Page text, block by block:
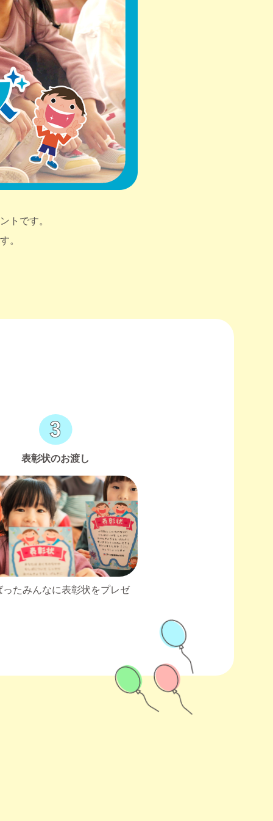
トです。
。
表彰状のお渡し
ったみんなに表彰状をプレゼ